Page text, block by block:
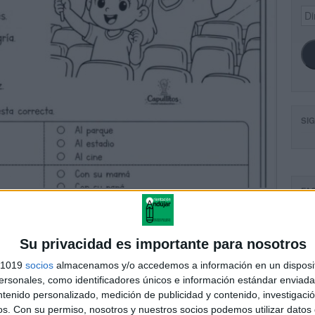
Su privacidad es importante para nosotros
socios almacenamos y/o accedemos a información en un
como identificadores únicos e información estándar
personalizado, medición de publicidad y contenido,
Con su permiso, nosotros y nuestros socios podemos utilizar datos
de